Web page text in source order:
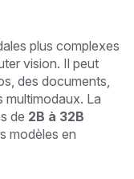
plus complexes
vision. Il peut
des documents,
multimodaux. La
de 2B à 32B
modèles en